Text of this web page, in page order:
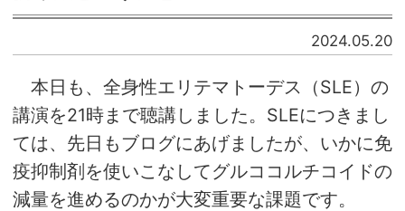
2024.05.20
本日も、全身性エリテマトーデス（SLE）の
講演を21時まで聴講しました。SLEにつきまし
ては、先日もブログにあげましたが、いかに免
疫抑制剤を使いこなしてグルココルチコイドの
減量を進めるのかが大変重要な課題です。